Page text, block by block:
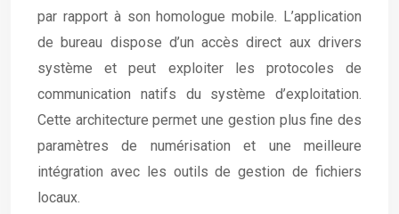
par rapport à son homologue mobile. L’application
de bureau dispose d’un accès direct aux drivers
système et peut exploiter les protocoles de
communication natifs du système d’exploitation.
Cette architecture permet une gestion plus fine des
paramètres de numérisation et une meilleure
intégration avec les outils de gestion de fichiers
locaux.